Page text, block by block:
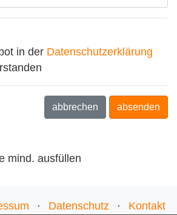
in der Datenschutzerklärung
abbrechen absenden
mind. ausfüllen
⋅ Datenschutz ⋅ Kontakt